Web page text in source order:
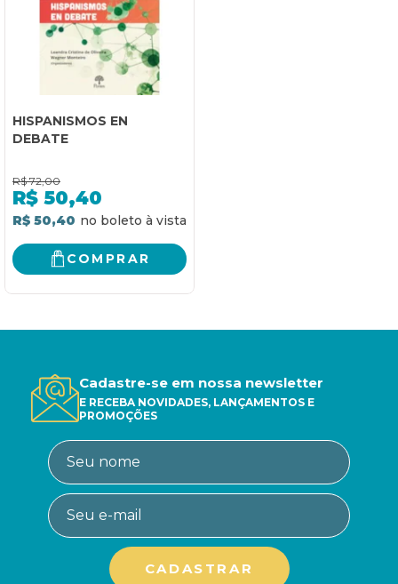
HISPANISMOS EN
DEBATE
R$ 72,00
R$ 50,40
R$ 50,40
COMPRAR
Cadastre-se em nossa newsletter
E RECEBA NOVIDADES, LANÇAMENTOS E
PROMOÇÕES